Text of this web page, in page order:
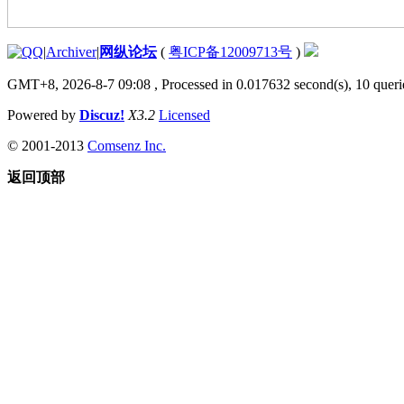
|Archiver| 网纵论坛( 粤ICP备12009713号 )
GMT+8, 2026-8-7 09:08 , Processed in 0.017632 second(s), 10
Powered by Discuz! X3.2 Licensed
© 2001-2013 Comsenz Inc.
返回顶部